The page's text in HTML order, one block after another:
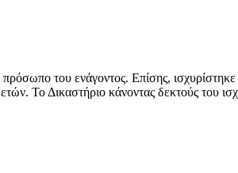
του ενάγοντος. Επίσης,
Το Δικαστήριο κάνοντας δεκτούς του